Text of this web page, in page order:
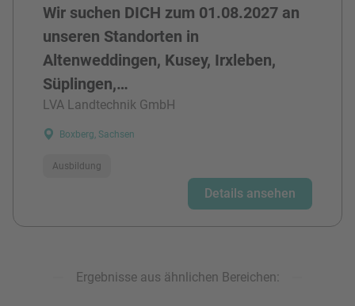
Wir suchen DICH zum 01.08.2027 an
unseren Standorten in
Altenweddingen, Kusey, Irxleben,
Süplingen,…
LVA Landtechnik GmbH
Boxberg, Sachsen
Ausbildung
Details ansehen
Ergebnisse aus ähnlichen Bereichen: